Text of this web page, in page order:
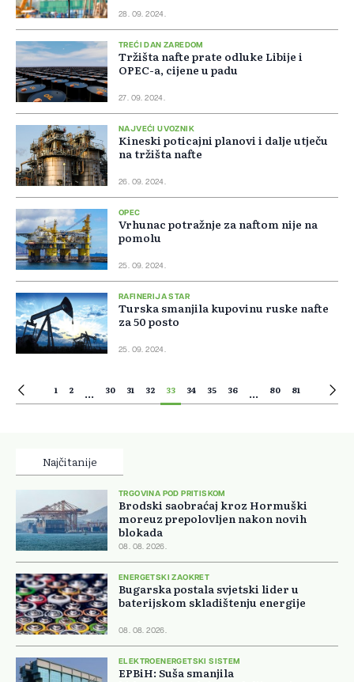
28. 09. 2024.
TREĆI DAN ZAREDOM
Tržišta nafte prate odluke Libije i
OPEC-a, cijene u padu
27. 09. 2024.
NAJVEĆI UVOZNIK
Kineski poticajni planovi i dalje utječu
na tržišta nafte
26. 09. 2024.
OPEC
Vrhunac potražnje za naftom nije na
pomolu
25. 09. 2024.
RAFINERIJA STAR
Turska smanjila kupovinu ruske nafte
za 50 posto
25. 09. 2024.
1 2 ... 30 31 32 33 34 35 36 ... 80 81
Najčitanije
TRGOVINA POD PRITISKOM
Brodski saobraćaj kroz Hormuški
moreuz prepolovljen nakon novih
blokada
08. 08. 2026.
ENERGETSKI ZAOKRET
Bugarska postala svjetski lider u
baterijskom skladištenju energije
08. 08. 2026.
ELEKTROENERGETSKI SISTEM
EPBiH: Suša smanjila